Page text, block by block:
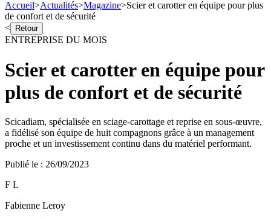
Accueil>Actualités>Magazine>Scier et carotter en équipe pour plus
de confort et de sécurité
<
Retour
ENTREPRISE DU MOIS
Scier et carotter en équipe pour
plus de confort et de sécurité
Scicadiam, spécialisée en sciage-carottage et reprise en sous-œuvre,
a fidélisé son équipe de huit compagnons grâce à un management
proche et un investissement continu dans du matériel performant.
Publié le : 26/09/2023
F L
Fabienne Leroy